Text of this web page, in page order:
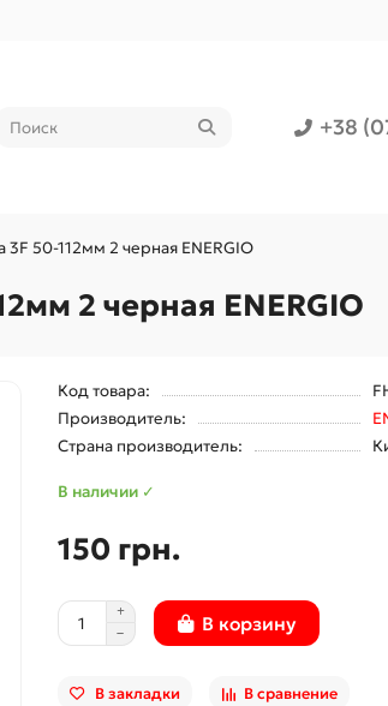
+38
3F 50-112мм 2 черная ENERGIO
2 черная ENERGIO
Код товара:
Производитель:
Страна производитель:
В наличии ✓
150 грн.
В корзину
В закладки В сравнение